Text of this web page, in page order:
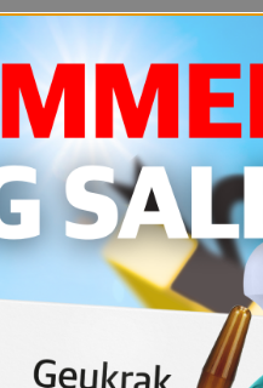
예상치 못한 에러입니다.